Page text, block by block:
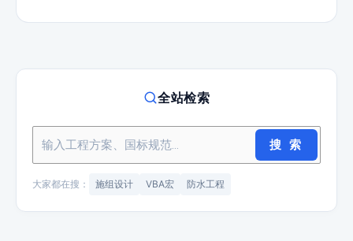
全站检索
搜 索
大家都在搜： 施组设计 VBA宏 防水工程